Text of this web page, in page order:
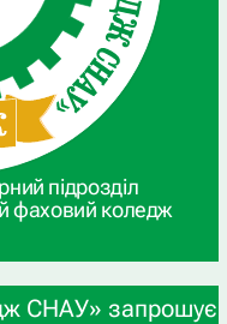
підрозділ
фаховий коледж
запрошує учнів